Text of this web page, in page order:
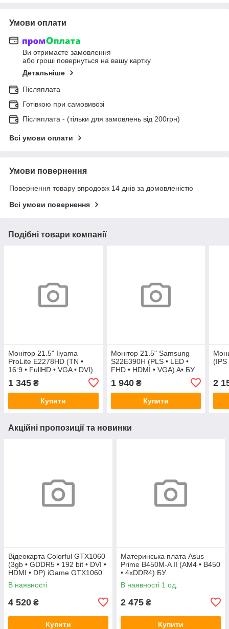
Умови оплати
Ви отримаєте замовлення
або гроші повернуться на вашу картку
Детальніше
Післяплата
Готівкою при самовивозі
Післяплата - (тільки для замовлень від 200грн)
Всі умови оплати
Умови повернення
Повернення товару впродовж 14 днів за домовленістю
Всі умови повернення
Подібні товари компанії
Монітор 21.5" Iiyama
ProLite E2278HD (TN •
16:9 • FullHD • VGA • DVI)
1 345 ₴
Купити
Монітор 21.5" Samsung
S22E390H (PLS • LED •
FHD • HDMI • VGA) A• БУ
1 940₴
Купити
(IPS
2
Акційні пропозиції та новинки
Відеокарта Colorful GTX1060
(3gb • GDDR5 • 192 bit • DVI •
HDMI • DP) iGame GTX1060
Vulcan U 3G БУ
В наявності
4 520 ₴
Купити
Материнська плата Asus
Prime B450M-A II (AM4 • B450
• 4xDDR4) БУ
В наявності 1 од.
2 475 ₴
Купити